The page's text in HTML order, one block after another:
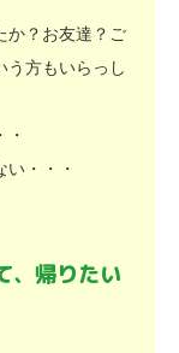
か？お友達？ご
う方もいらっし
・・・
、帰りたい